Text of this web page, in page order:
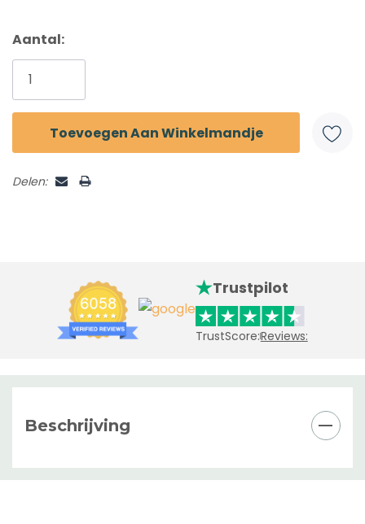
Aantal:
Delen:
Trustpilot
TrustScore:Reviews:
Beschrijving